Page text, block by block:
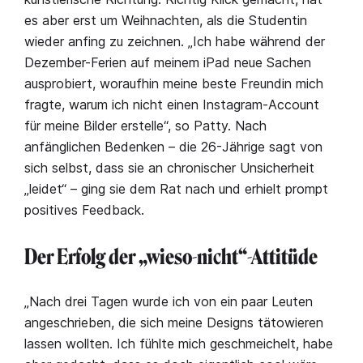
es aber erst um Weihnachten, als die Studentin
wieder anfing zu zeichnen. „Ich habe während der
Dezember-Ferien auf meinem iPad neue Sachen
ausprobiert, woraufhin meine beste Freundin mich
fragte, warum ich nicht einen Instagram-Account
für meine Bilder erstelle“, so Patty. Nach
anfänglichen Bedenken – die 26-Jährige sagt von
sich selbst, dass sie an chronischer Unsicherheit
„leidet“ – ging sie dem Rat nach und erhielt prompt
positives Feedback.
Der Erfolg der „wieso-nicht“-Attitüde
„Nach drei Tagen wurde ich von ein paar Leuten
angeschrieben, die sich meine Designs tätowieren
lassen wollten. Ich fühlte mich geschmeichelt, habe